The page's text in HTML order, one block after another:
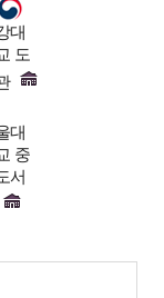
대
도
대
중
서